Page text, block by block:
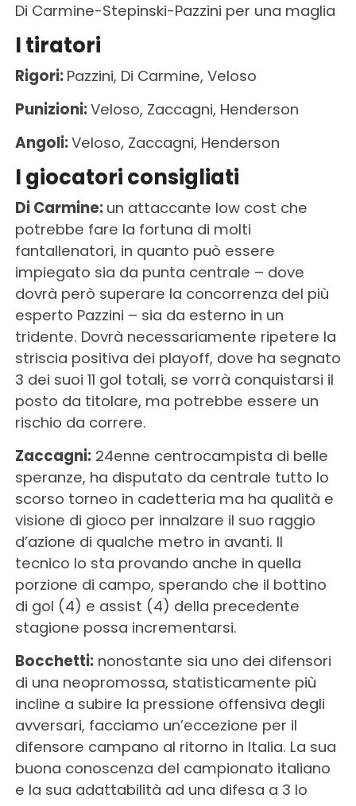
Di Carmine-Stepinski-Pazzini per una maglia
I tiratori
Rigori: Pazzini, Di Carmine, Veloso
Punizioni:Veloso, Zaccagni, Henderson
Angoli:Veloso, Zaccagni, Henderson
I giocatori consigliati
Di Carmine: un attaccante low cost che
potrebbe fare la fortuna di molti
fantallenatori, in quanto può essere
impiegato sia da punta centrale – dove
dovrà però superare la concorrenza del più
esperto Pazzini – sia da esterno in un
tridente. Dovrà necessariamente ripetere la
striscia positiva dei playoff, dove ha segnato
3 dei suoi 11 gol totali, se vorrà conquistarsi il
posto da titolare, ma potrebbe essere un
rischio da correre.
Zaccagni:24enne centrocampista di belle
speranze, ha disputato da centrale tutto lo
scorso torneo in cadetteria ma ha qualità e
visione di gioco per innalzare il suo raggio
d’azione di qualche metro in avanti. Il
tecnico lo sta provando anche in quella
porzione di campo, sperando che il bottino
di gol (4) e assist (4) della precedente
stagione possa incrementarsi.
Bocchetti:nonostante sia uno dei difensori
di una neopromossa, statisticamente più
incline a subire la pressione offensiva degli
avversari, facciamo un’eccezione per il
difensore campano al ritorno in Italia. La sua
buona conoscenza del campionato italiano
e la sua adattabilità ad una difesa a 3 lo